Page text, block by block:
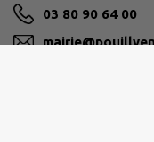
03 80 90 64 00